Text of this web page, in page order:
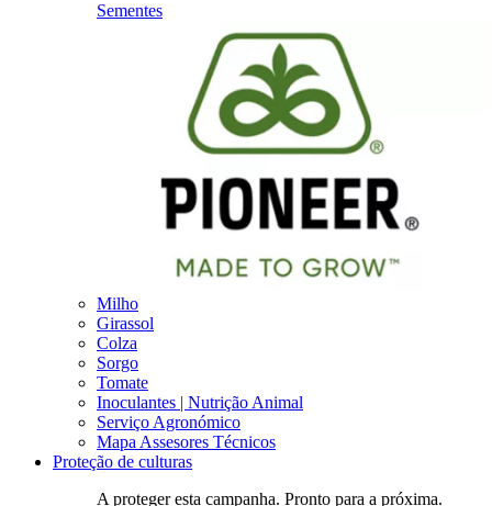
Sementes
Milho
Girassol
Colza
Sorgo
Tomate
Inoculantes | Nutrição Animal
Serviço Agronómico
Mapa Assesores Técnicos
Proteção de culturas
A proteger esta campanha. Pronto para a próxima.